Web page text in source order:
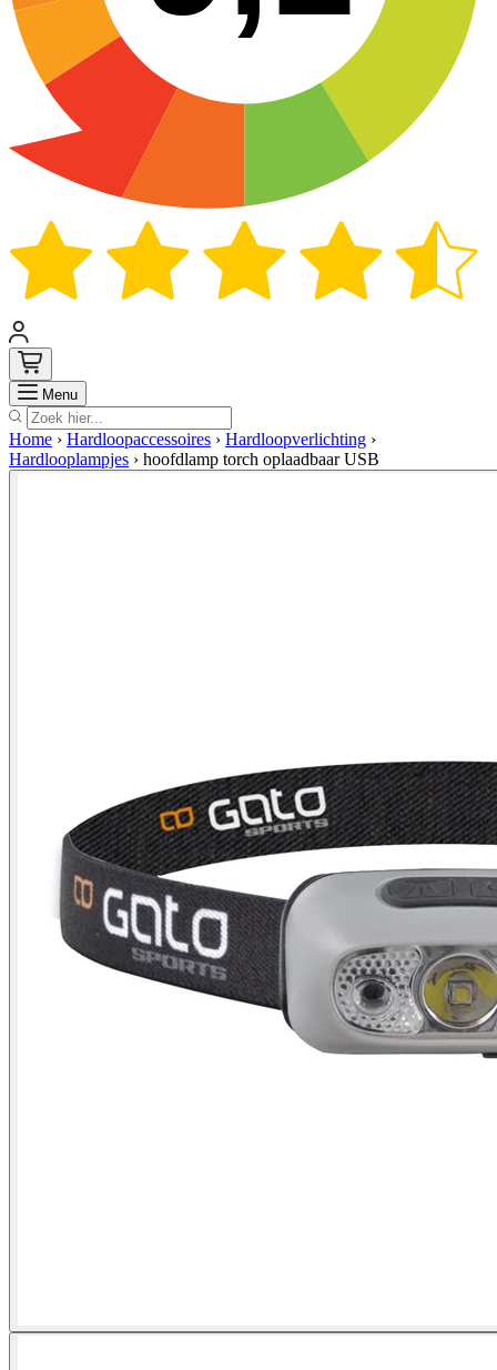
Menu Zoek
Home › Hardloopaccessoires › Hardloopverlichting ›
Hardlooplampjes › hoofdlamp torch oplaadbaar USB